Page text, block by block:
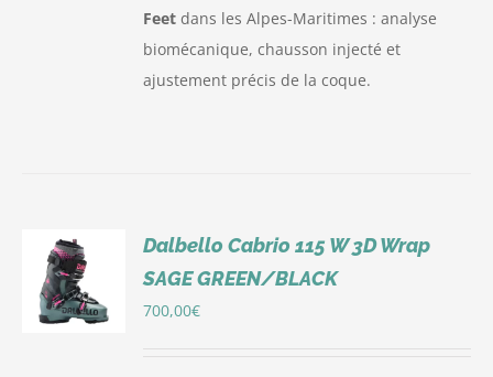
Feet dans les Alpes-Maritimes : analyse
biomécanique, chausson injecté et
ajustement précis de la coque.
Dalbello Cabrio 115 W 3D Wrap
SAGE GREEN/BLACK
700,00€